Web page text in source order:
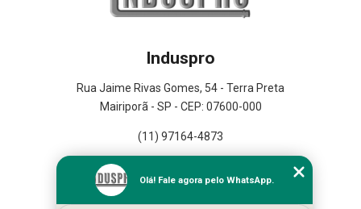
Induspro
Rua Jaime Rivas Gomes, 54 - Terra Preta
Mairiporã - SP - CEP: 07600-000
(11) 97164-4873
Empresa
Missão
Olá! Fale agora pelo WhatsApp.